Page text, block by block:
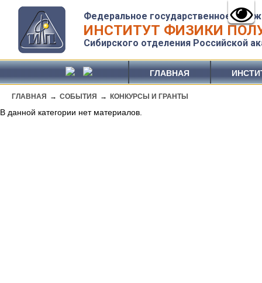
Федеральное государственное
ИНСТИТУТ ФИЗИКИ
Сибирского отделения Российской
ГЛАВНАЯ
ГЛАВНАЯ → СОБЫТИЯ → КОНКУРСЫ И ГРАНТЫ
В данной категории нет материалов.